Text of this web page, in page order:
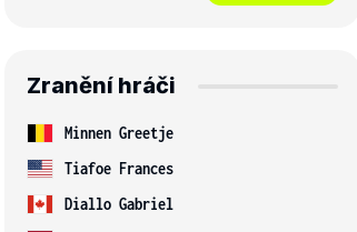
Zranění hráči
Minnen Greetje
Tiafoe Frances
Diallo Gabriel